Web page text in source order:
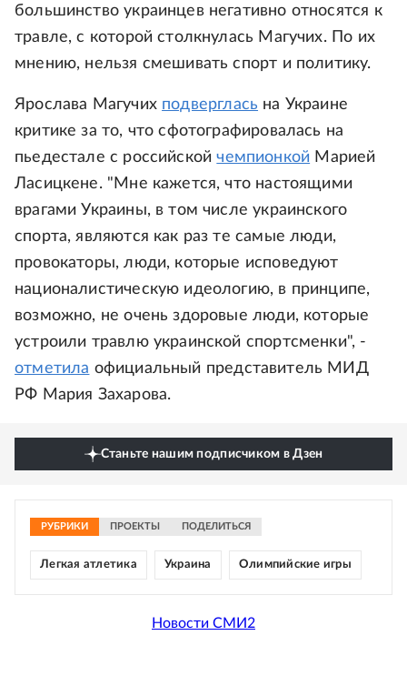
большинство украинцев негативно относятся к
травле, с которой столкнулась Магучих. По их
мнению, нельзя смешивать спорт и политику.
Ярослава Магучих подверглась на Украине
критике за то, что сфотографировалась на
пьедестале с российскойчемпионкой Марией
Ласицкене. "Мне кажется, что настоящими
врагами Украины, в том числе украинского
спорта, являются как раз те самые люди,
провокаторы, люди, которые исповедуют
националистическую идеологию, в принципе,
возможно, не очень здоровые люди, которые
устроили травлю украинской спортсменки", -
отметила официальный представитель МИД
РФ Мария Захарова.
Станьте нашим подписчиком в Дзен
РУБРИКИ ПРОЕКТЫ ПОДЕЛИТЬСЯ
Легкая атлетика Украина Олимпийские игры
Новости СМИ2